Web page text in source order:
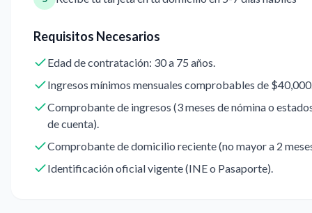
Requisitos Necesarios
Edad de contratación: 30 a 75 años.
Ingresos mínimos mensuales comprobables de
Comprobante de ingresos (3 meses de nómina o
de cuenta).
Comprobante de domicilio reciente (no mayor a 2
Identificación oficial vigente (INE o Pasaporte).